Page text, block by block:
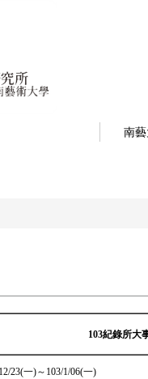
南
103紀錄所大
23(一)～103/1/06(一)